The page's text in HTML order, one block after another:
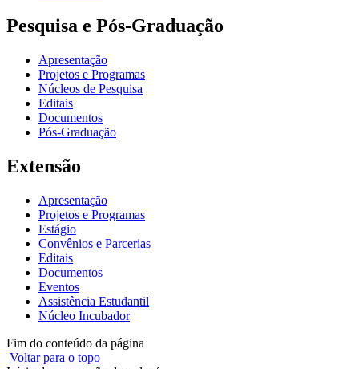
Pesquisa e Pós-Graduação
Apresentação
Projetos e Programas
Núcleos de Pesquisa
Editais
Documentos
Pós-Graduação
Extensão
Apresentação
Projetos e Programas
Estágio
Convênios e Parcerias
Editais
Documentos
Eventos
Assistência Estudantil
Núcleo Incubador
Fim do conteúdo da página
Voltar para o topo